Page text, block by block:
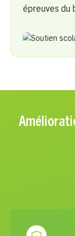
épreuves du